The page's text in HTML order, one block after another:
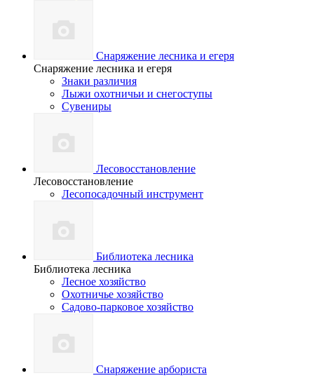
Снаряжение лесника и егеря
Снаряжение лесника и егеря
Знаки различия
Лыжи охотничьи и снегоступы
Сувениры
Лесовосстановление
Лесовосстановление
Лесопосадочный инструмент
Библиотека лесника
Библиотека лесника
Лесное хозяйство
Охотничье хозяйство
Садово-парковое хозяйство
Снаряжение арбориста